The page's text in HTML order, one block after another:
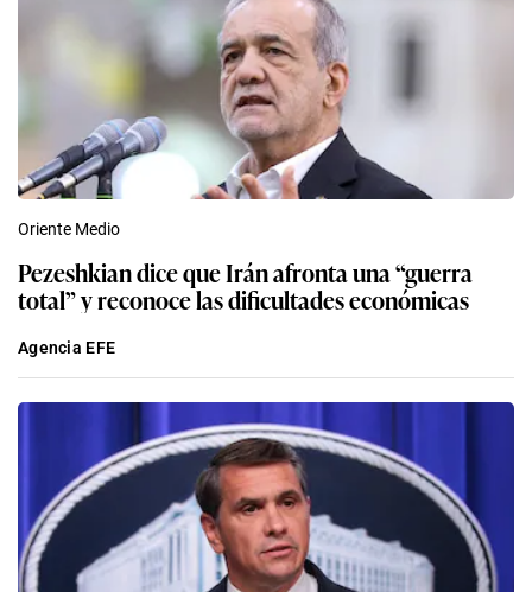
Oriente Medio
Pezeshkian dice que Irán afronta una “guerra
total” y reconoce las dificultades económicas
Agencia EFE